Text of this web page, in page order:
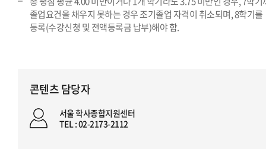
졸업요건을 채우지 못하는 경우 조기졸업 자격이 취소되며, 8학기를
등록(수강신청 및 전액등록금 납부)해야 함.
콘텐츠 담당자
서울 학사종합지원센터
TEL : 02-2173-2112